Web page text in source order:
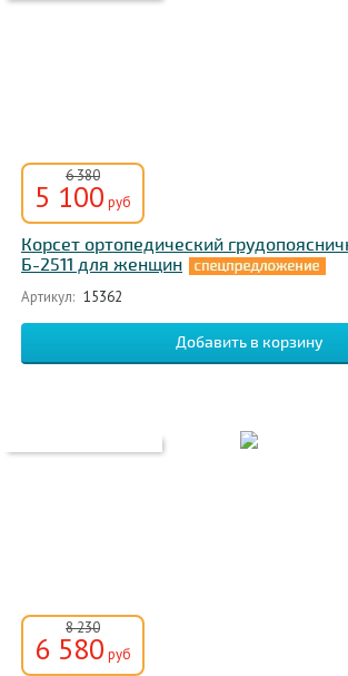
6 380
5 100 руб
Корсет ортопедический
Б-2511 для женщин
Артикул: 15362
8 230
6 580 руб